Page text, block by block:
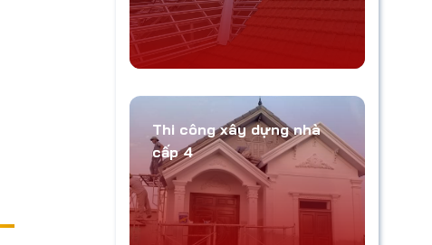
Thi công xây dựng nhà
cấp 4